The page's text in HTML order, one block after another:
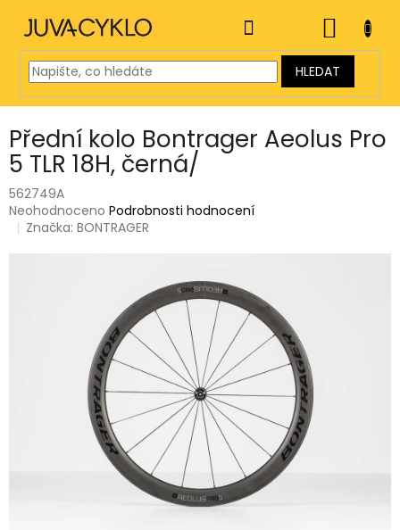
obsah
HLEDAT
KOŠÍK
Přední kolo Bontrager Aeolus Pro
5 TLR 18H, černá/
562749A
Průměrné
hodnocení
Neohodnoceno Podrobnosti hodnocení
Značka:BONTRAGER